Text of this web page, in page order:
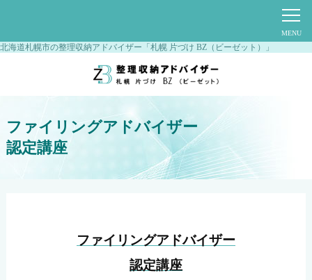
北海道札幌市の整理収納アドバイザー「札幌 片づけ BZ（ビーゼット）」
ファイリングアドバイザー
認定講座
ファイリングアドバイザー
認定講座